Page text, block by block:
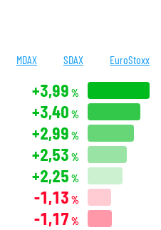
MDAX SDAX EuroStoxx
+3,99 %
+3,40 %
+2,99 %
+2,53 %
+2,25 %
-1,13 %
-1,17 %